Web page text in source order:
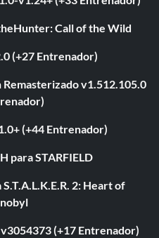
Call of the Wild
(+27 Entrenador)
v1.512.105.0
(+44 Entrenador)
para STARFIELD
2: Heart of
(+17 Entrenador)